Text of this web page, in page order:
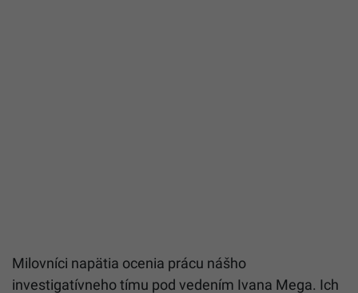
Milovníci napätia ocenia prácu nášho
investigatívneho tímu pod vedením Ivana Mega. Ich